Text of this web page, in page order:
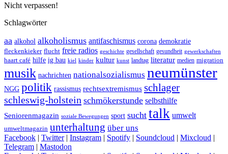
Nicht verpassen!
Schlagwörter
aa alkohol alkoholismus antifaschismus corona demokratie
fleckenkieker flucht freie radios geschichte gesellschaft gesundheit gewerkschaften
haart café hilfe ig bau kiel kinder kultur kunst landtag literatur medien migration
musik nachrichten nationalsozialismus neumünster
NGG politik rassismus rechtsextremismus schlager
schleswig-holstein schmökerstunde selbsthilfe
Seniorenmagazin soziale Bewegungen sport sucht talk umwelt
umweltmagazin unterhaltung über uns
Facebook | Twitter| Instagram | Spotify | Soundcloud | Mixcloud |
Telegram | Mastodon